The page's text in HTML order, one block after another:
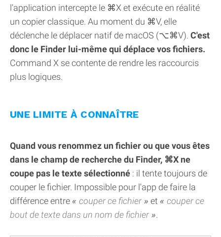
l'application intercepte le ⌘X et exécute en réalité
un copier classique. Au moment du ⌘V, elle
déclenche le déplacer natif de macOS (⌥⌘V). C'est
donc le Finder lui-même qui déplace vos fichiers.
Command X se contente de rendre les raccourcis
plus logiques.
UNE LIMITE À CONNAÎTRE
Quand vous renommez un fichier ou que vous êtes
dans le champ de recherche du Finder, ⌘X ne
coupe pas le texte sélectionné : il tente toujours de
couper le fichier. Impossible pour l'app de faire la
différence entre
couper ce fichier et
couper ce
bout de texte dans un nom de fichier
.